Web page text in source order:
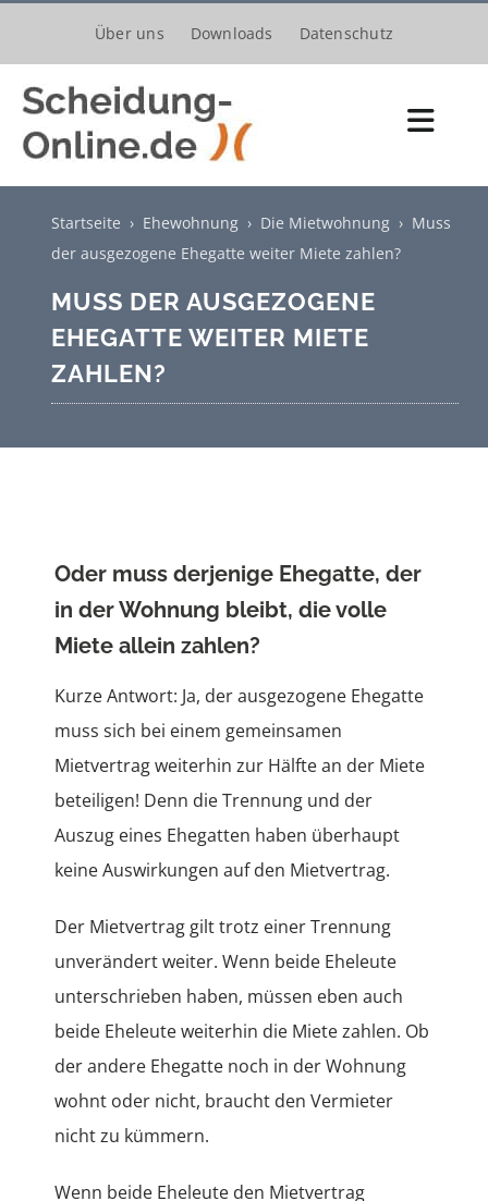
springen
Über uns Downloads Datenschutz
Verfahren
Trennung
Vermögen
Startseite › Ehewohnung› Die Mietwohnung› Muss
der ausgezogene Ehegatte weiter Miete zahlen?
MUSS DER AUSGEZOGENE
EHEGATTE WEITER MIETE
ZAHLEN?
Oder muss derjenige Ehegatte, der
in der Wohnung bleibt, die volle
Miete allein zahlen?
Kurze Antwort: Ja, der ausgezogene Ehegatte
muss sich bei einem gemeinsamen
Mietvertrag weiterhin zur Hälfte an der Miete
beteiligen! Denn die Trennung und der
Auszug eines Ehegatten haben überhaupt
keine Auswirkungen auf den Mietvertrag.
Der Mietvertrag gilt trotz einer Trennung
unverändert weiter. Wenn beide Eheleute
unterschrieben haben, müssen eben auch
beide Eheleute weiterhin die Miete zahlen. Ob
der andere Ehegatte noch in der Wohnung
wohnt oder nicht, braucht den Vermieter
nicht zu kümmern.
Wenn beide Eheleute den Mietvertrag